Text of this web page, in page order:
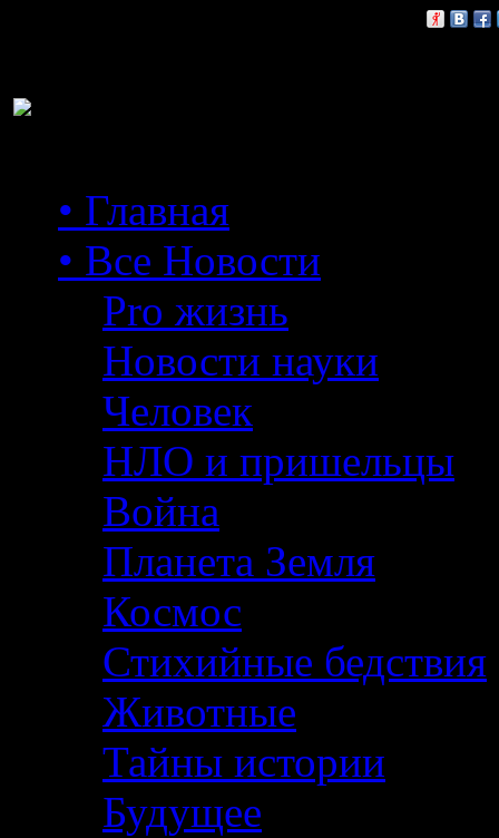
• Главная
• Все Новости
Pro жизнь
Новости науки
Человек
НЛО и пришельцы
Война
Планета Земля
Космос
Стихийные бедствия
Животные
Тайны истории
Будущее